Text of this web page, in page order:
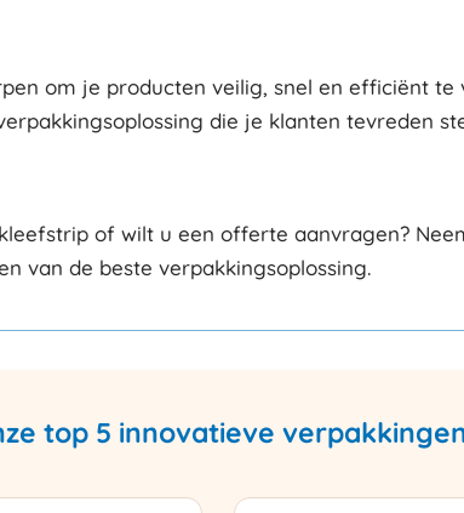
om je producten veilig, snel en efficiënt
die je klanten tevreden
of wilt u een offerte aanvragen?
van de beste verpakkingsoplossing.
top 5 innovatieve